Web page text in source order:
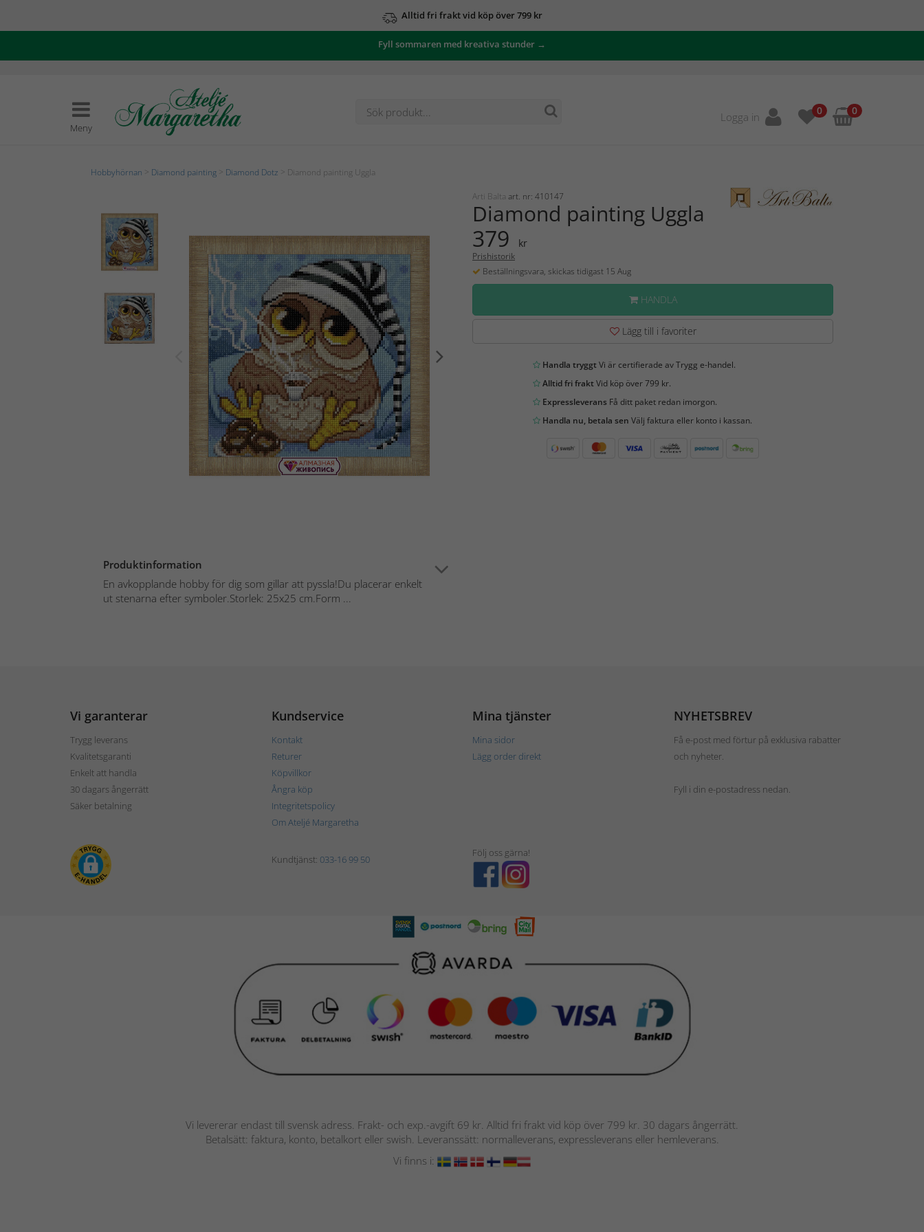
Alltid fri frakt vid köp över 799 kr
Fyll sommaren med kreativa stunder →
Meny
Logga in 0 0
Hobbyhörnan Diamond painting Diamond Dotz > Diamond painting Uggla
Produktinformation
En avkopplande hobby för dig som gillar att pyssla!Du placerar enkelt
ut stenarna efter symboler.Storlek: 25x25 cm.Form ...
Arti Balta art. nr: 410147
Diamond painting Uggla
379 kr
Prishistorik
Beställningsvara, skickas tidigast 15 Aug
HANDLA
Lägg till i favoriter
Handla tryggtVi är certifierade av Trygg e-handel.
Alltid fri fraktVid köp över 799 kr.
ExpressleveransFå ditt paket redan imorgon.
Handla nu, betala sen Välj faktura eller konto i kassan.
Vi garanterar
Trygg leverans
Kvalitetsgaranti
Enkelt att handla
30 dagars ångerrätt
Säker betalning
Kundservice
Kontakt
Returer
Köpvillkor
Ångra köp
Integritetspolicy
Om Ateljé Margaretha
Mina tjänster
Mina sidor
Lägg order direkt
NYHETSBREV
Få e-post med förtur på exklusiva rabatter
och nyheter.
Fyll i din e-postadress nedan.
Kundtjänst: 033-16 99 50
Följ oss gärna!
Vi levererar endast till svensk adress. Frakt- och exp.-avgift 69 kr. Alltid fri frakt vid köp över 799 kr. 30 dagars ångerrätt.
Betalsätt: faktura, konto, betalkort eller swish. Leveranssätt: normalleverans, expressleverans eller hemleverans.
Vi finns i: